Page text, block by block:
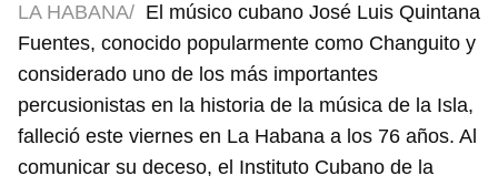
LA HABANA/ El músico cubano José Luis Quintana
Fuentes, conocido popularmente como Changuito y
considerado uno de los más importantes
percusionistas en la historia de la música de la Isla,
falleció este viernes en La Habana a los 76 años. Al
comunicar su deceso, el Instituto Cubano de la